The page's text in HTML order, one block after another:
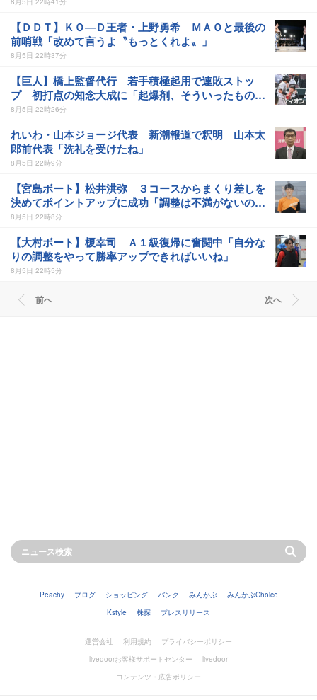
【ＤＤＴ】ＫＯ―Ｄ王者・上野勇希 ＭＡＯと最後の
前哨戦「改めて言うよ〝もっとくれよ〟」
8月5日 22時37分
【巨人】橋上監督代行 若手積極起用で連敗ストッ
プ 初打点の知念大成に「起爆剤、そういったものが
あれば」
8月5日 22時26分
れいわ・山本ジョージ代表 新潮報道で釈明 山本太
郎前代表「洗礼を受けたね」
8月5日 22時9分
【宮島ボート】松井洪弥 ３コースからまくり差しを
決めてポイントアップに成功「調整は不満がないので
これで行く」
8月5日 22時8分
【大村ボート】榎幸司 Ａ１級復帰に奮闘中「自分な
りの調整をやって勝率アップできればいいね」
8月5日 22時5分
前へ 次へ
Peachy ブログ ショッピング バンク みんかぶ
みんかぶChoice
Kstyle
株探 プレスリリース
運営会社 利用規約
プライバシーポリシー
livedoorお客様サポートセンター
livedoor
コンテンツ・広告ポリシー